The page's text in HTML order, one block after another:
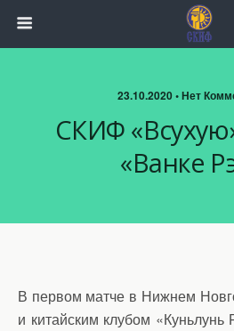
23.10.2020 • Нет
СКИФ
«Ванке
В первом матче в Нижнем
и китайским клубом